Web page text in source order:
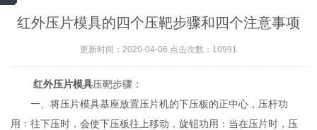
红外压片模具的四个压靶步骤和四个注意事项
更新时间：2020-04-06 点击次数：10991
红外压片模具压靶步骤：
一、将压片模具基座放置压片机的下压板的正中心，压杆功
用：往下压时，会使下压板往上移动，旋钮功用：当在压片时，压